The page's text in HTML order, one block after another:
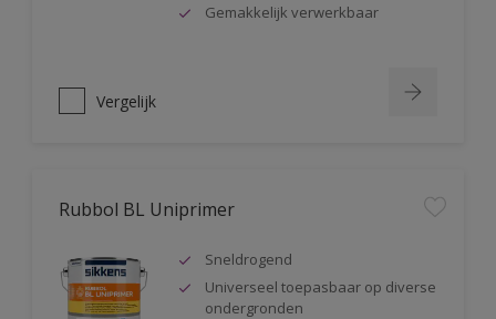
Gemakkelijk verwerkbaar
Vergelijk
Rubbol BL Uniprimer
Sneldrogend
Universeel toepasbaar op diverse
ondergronden